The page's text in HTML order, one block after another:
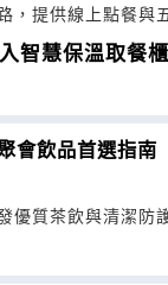
，提供線上點餐與
智慧保溫取餐
會飲品首選指南
優質茶飲與清潔防